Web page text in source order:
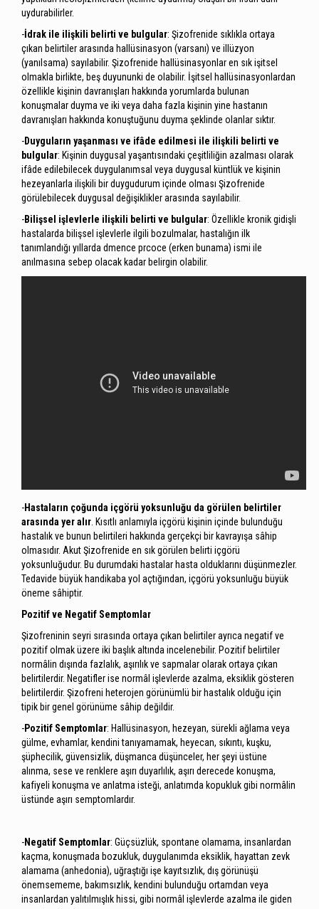
uydurabilirler.
-İdrak ile ilişkili belirti ve bulgular: Şizofrenide sıklıkla ortaya
çıkan belirtiler arasında hallüsinasyon (varsanı) ve illüzyon
(yanılsama) sayılabilir. Şizofrenide hallüsinasyonlar en sık işitsel
olmakla birlikte, beş duyununki de olabilir. İşitsel hallüsinasyonlardan
özellikle kişinin davranışları hakkında yorumlarda bulunan
konuşmalar duyma ve iki veya daha fazla kişinin yine hastanın
davranışları hakkında konuştuğunu duyma şeklinde olanlar sıktır.
-Duyguların yaşanması ve ifâde edilmesi ile ilişkili belirti ve
bulgular: Kişinin duygusal yaşantısındaki çeşitliliğin azalması olarak
ifâde edilebilecek duygulanımsal veya duygusal küntlük ve kişinin
hezeyanlarla ilişkili bir duygudurum içinde olması Şizofrenide
görülebilecek duygusal değişiklikler arasında sayılabilir.
-Bilişsel işlevlerle ilişkili belirti ve bulgular: Özellikle kronik gidişli
hastalarda bilişsel işlevlerle ilgili bozulmalar, hastalığın ilk
tanımlandığı yıllarda dmence prcoce (erken bunama) ismi ile
anılmasına sebep olacak kadar belirgin olabilir.
-Hastaların çoğunda içgörü yoksunluğu da görülen belirtiler
arasında yer alır . Kısıtlı anlamıyla içgörü kişinin içinde bulunduğu
hastalık ve bunun belirtileri hakkında gerçekçi bir kavrayışa sâhip
olmasıdır. Akut Şizofrenide en sık görülen belirti içgörü
yoksunluğudur. Bu durumdaki hastalar hasta olduklarını düşünmezler.
Tedavide büyük handikaba yol açtığından, içgörü yoksunluğu büyük
öneme sâhiptir.
Pozitif ve Negatif Semptomlar
Şizofreninin seyri sırasında ortaya çıkan belirtiler ayrıca negatif ve
pozitif olmak üzere iki başlık altında incelenebilir. Pozitif belirtiler
normâlin dışında fazlalık, aşırılık ve sapmalar olarak ortaya çıkan
belirtilerdir. Negatifler ise normâl işlevlerde azalma, eksiklik gösteren
belirtilerdir. Şizofreni heterojen görünümlü bir hastalık olduğu için
tipik bir genel görünüme sâhip değildir.
-Pozitif Semptomlar: Hallüsinasyon, hezeyan, sürekli ağlama veya
gülme, evhamlar, kendini tanıyamamak, heyecan, sıkıntı, kuşku,
şüphecilik, güvensizlik, düşmanca düşünceler, her şeyi üstüne
alınma, sese ve renklere aşırı duyarlılık, aşırı derecede konuşma,
kafiyeli konuşma ve anlatma isteği, anlatımda kopukluk gibi normâlin
üstünde aşırı semptomlardır.
-Negatif Semptomlar: Güçsüzlük, spontane olamama, insanlardan
kaçma, konuşmada bozukluk, duygulanımda eksiklik, hayattan zevk
alamama (anhedonia), uğraştığı işe kayıtsızlık, dış görünüşü
önemsememe, bakımsızlık, kendini bulunduğu ortamdan veya
insanlardan yalıtılmışlık hissi, gibi normâl işlevlerde azalma ile giden